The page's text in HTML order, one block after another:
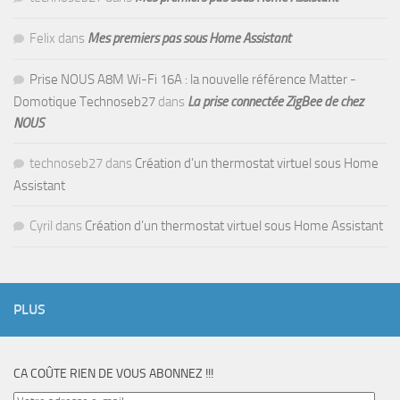
Felix dans Mes premiers pas sous Home Assistant
Prise NOUS A8M Wi-Fi 16A : la nouvelle référence Matter -
Domotique Technoseb27 dans La prise connectée ZigBee de chez
NOUS
technoseb27 dans Création d’un thermostat virtuel sous Home
Assistant
Cyril dans Création d’un thermostat virtuel sous Home Assistant
PLUS
CA COÛTE RIEN DE VOUS ABONNEZ !!!